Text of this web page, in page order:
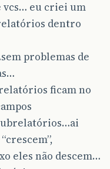
vcs… eu criei um
dentro
problemas de
ficam no
eles não descem…